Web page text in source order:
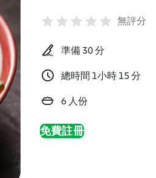
無評分
準備 30 分
總時間 1小時 15 分
6 人份
免費註冊